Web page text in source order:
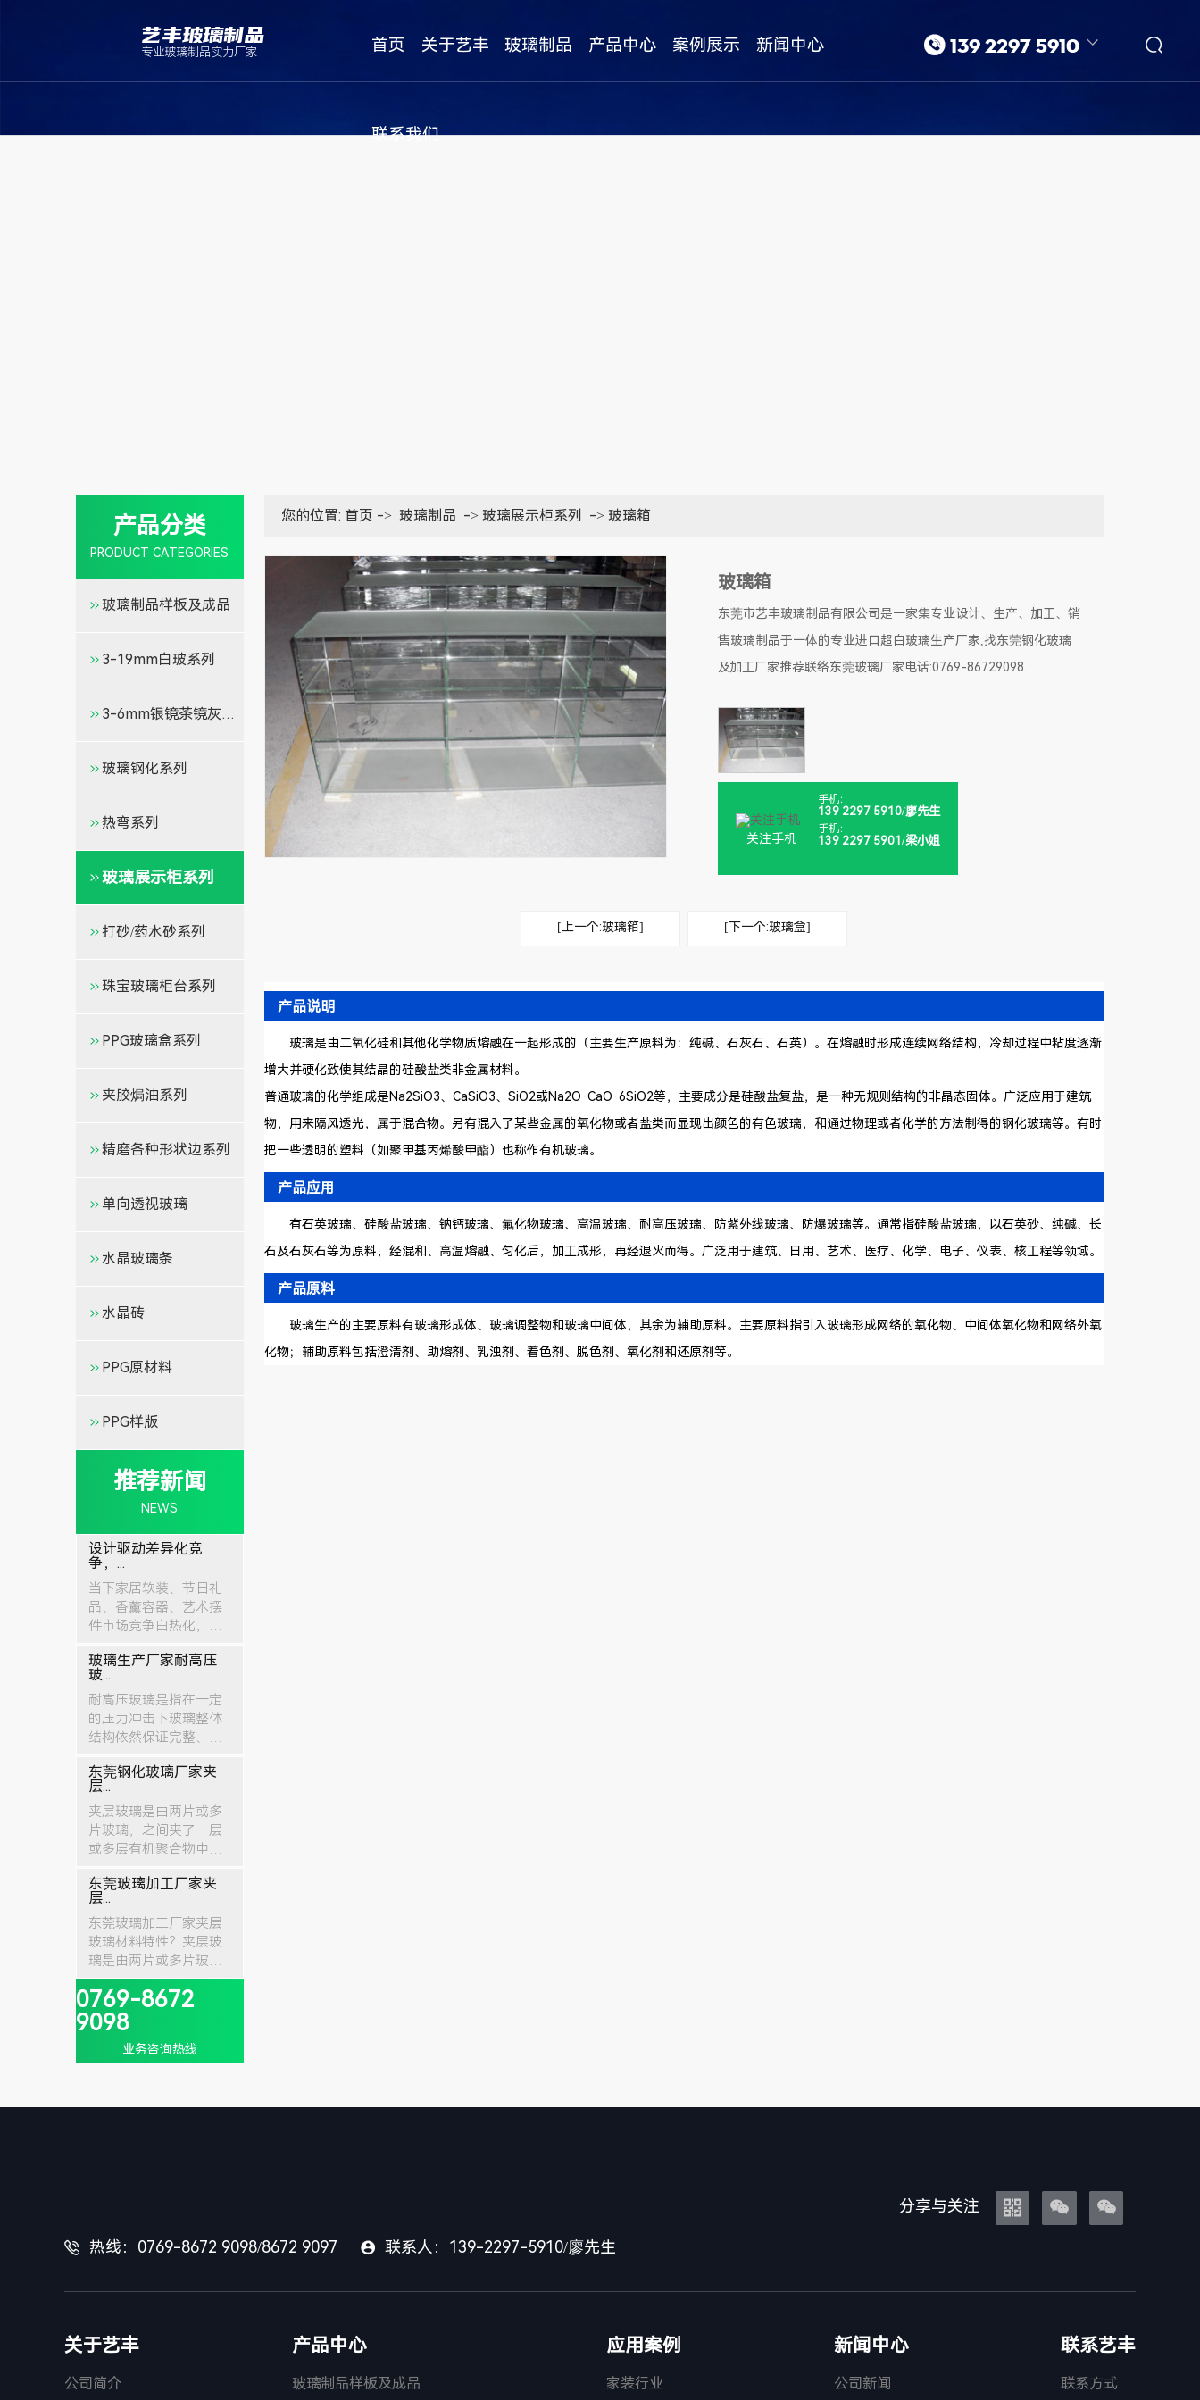
艺丰玻璃制品
专业玻璃制品实力厂家 
139 2297 5910
首页 关于艺丰
公司简介
玻璃制品 产品中心
玻璃制品样板及成品
案例展示 新闻中心
公司新闻
联系我们
产品分类
PRODUCT CATEGORIES
玻璃制品样板及成品
3-19mm白玻系列
3-6mm银镜茶镜灰镜金镜
玻璃钢化系列
热弯系列
玻璃展示柜系列
打砂/药水砂系列
珠宝玻璃柜台系列
PPG玻璃盒系列
夹胶焗油系列
精磨各种形状边系列
单向透视玻璃
水晶玻璃条
水晶砖
PPG原材料
PPG样版
推荐新闻
NEWS
设计驱动差异化竞
争，...
当下家居软装、节日礼
品、香薰容器、艺术摆
件市场竞争白热化，大
充斥市场，客户对原
创、高颜值、有文化内
涵的玻璃工艺品需求持
续...
玻璃生产厂家耐高压
玻...
耐高压玻璃是指在一定
的压力冲击下玻璃整体
结构依然保证完整、不
压玻璃由特殊材料加工
而成，其抗压性能是普
通玻璃10-20倍，...
东莞钢化玻璃厂家夹
层...
夹层玻璃是由两片或多
片玻璃，之间夹了一层
或多层有机聚合物中间
压（或抽真空）及高温
高压工艺处理后，使玻
璃和中间膜久粘合为一...
东莞玻璃加工厂家夹
层...
东莞玻璃加工厂家夹层
玻璃材料特性？夹层玻
璃是由两片或多片玻
璃，之间夹了一层或多
层有机聚合物中间膜，
经过特殊的高温预压
（或抽真空）及高温高
0769-8672
9098
业务咨询热线
您的位置: 首页 -> 玻璃制品 -> 玻璃展示柜系列 -> 玻璃箱
玻璃箱
东莞市艺丰玻璃制品有限公司是一家集专业设计、生产、加工、销
售玻璃制品于一体的专业进口超白玻璃生产厂家,找东莞钢化玻璃
及加工厂家推荐联络东莞玻璃厂家电话:0769-86729098.
关注手机
手机：
139 2297 5910/廖先生
手机：
139 2297 5901/梁小姐
[上一个:玻璃箱] [下一个:玻璃盒]
产品说明
玻璃是由二氧化硅和其他化学物质熔融在一起形成的（主要生产原料为：纯碱、石灰石、石英）。在熔融时形成连续网络结构，冷却过程中粘度逐渐
增大并硬化致使其结晶的硅酸盐类非金属材料。
普通玻璃的化学组成是Na2SiO3、CaSiO3、SiO2或Na2O·CaO·6SiO2等，主要成分是硅酸盐复盐，是一种无规则结构的非晶态固体。广泛应用于建筑
物，用来隔风透光，属于混合物。另有混入了某些金属的氧化物或者盐类而显现出颜色的有色玻璃，和通过物理或者化学的方法制得的钢化玻璃等。有时
把一些透明的塑料（如聚甲基丙烯酸甲酯）也称作有机玻璃。
产品应用
有石英玻璃、硅酸盐玻璃、钠钙玻璃、氟化物玻璃、高温玻璃、耐高压玻璃、防紫外线玻璃、防爆玻璃等。通常指硅酸盐玻璃，以石英砂、纯碱、长
石及石灰石等为原料，经混和、高温熔融、匀化后，加工成形，再经退火而得。广泛用于建筑、日用、艺术、医疗、化学、电子、仪表、核工程等领域。
产品原料
玻璃生产的主要原料有玻璃形成体、玻璃调整物和玻璃中间体，其余为辅助原料。主要原料指引入玻璃形成网络的氧化物、中间体氧化物和网络外氧
化物；辅助原料包括澄清剂、助熔剂、乳浊剂、着色剂、脱色剂、氧化剂和还原剂等。
 热线：0769-8672 9098/8672 9097  联系人：139-2297-5910/廖先生
分享与关注   
关于艺丰
公司简介
产品中心
玻璃制品样板及成品
应用案例
家装行业
新闻中心
公司新闻
联系艺丰
联系方式